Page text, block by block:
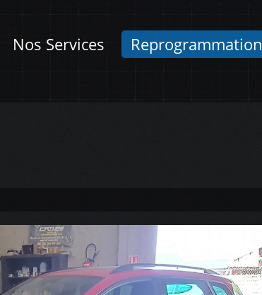
Nos Services Reprogrammation